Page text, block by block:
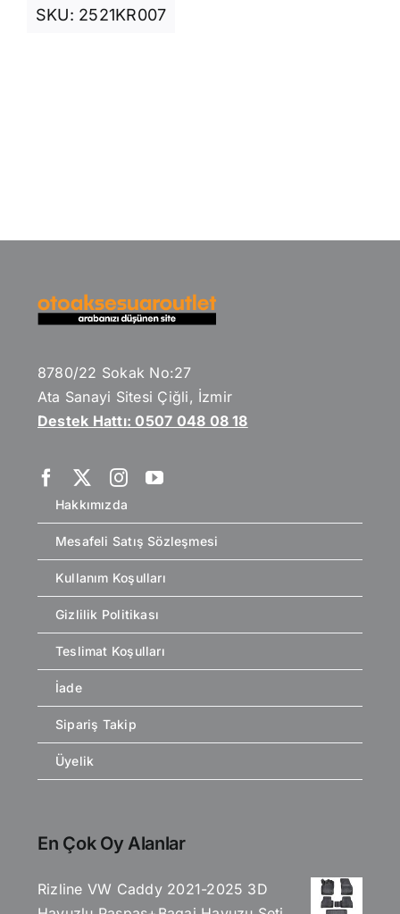
SKU: 2521KR007
8780/22 Sokak No:27
Ata Sanayi Sitesi Çiğli, İzmir
Destek Hattı: 0507 048 08 18
Hakkımızda
Mesafeli Satış Sözleşmesi
Kullanım Koşulları
Gizlilik Politikası
Teslimat Koşulları
İade
Sipariş Takip
Üyelik
En Çok Oy Alanlar
Rizline VW Caddy 2021-2025 3D